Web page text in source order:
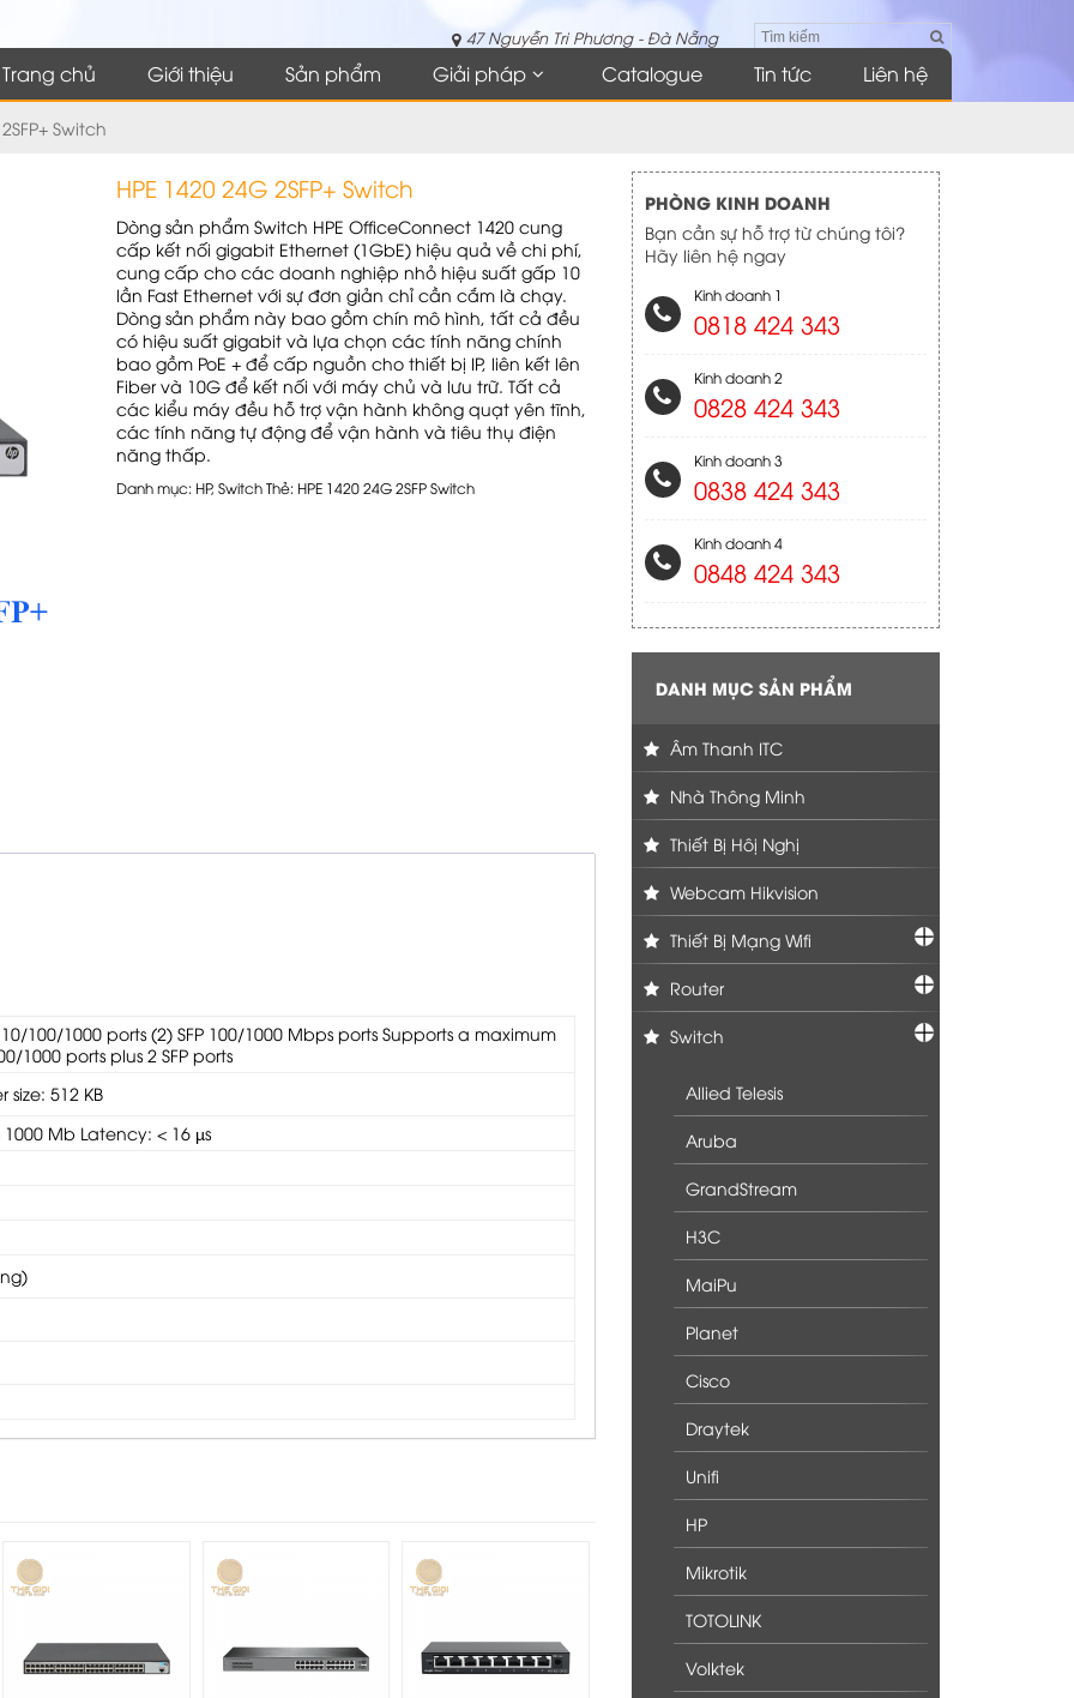
47 Nguyễn Tri Phương - Đà Nẵng
Trang chủ Giới thiệu Sản phẩm Giải pháp Catalogue Tin tức Liên hệ
Switch
HPE 1420 24G 2SFP+ Switch
Dòng sản phẩm Switch HPE OfficeConnect 1420 cung
cấp kết nối gigabit Ethernet (1GbE) hiệu quả về chi phí,
cung cấp cho các doanh nghiệp nhỏ hiệu suất gấp 10
lần Fast Ethernet với sự đơn giản chỉ cần cắm là chạy.
Dòng sản phẩm này bao gồm chín mô hình, tất cả đều
có hiệu suất gigabit và lựa chọn các tính năng chính
bao gồm PoE + để cấp nguồn cho thiết bị IP, liên kết lên
Fiber và 10G để kết nối với máy chủ và lưu trữ. Tất cả
các kiểu máy đều hỗ trợ vận hành không quạt yên tĩnh,
các tính năng tự động để vận hành và tiêu thụ điện
năng thấp.
Danh mục:HP, SwitchThẻ:HPE 1420 24G 2SFP Switch
100/1000 ports (2) SFP 100/1000 Mbps ports Supports a maximum
1000 ports plus 2 SFP ports
size: 512 KB
Mb Latency: < 16 µs
PHÒNG KINH DOANH
Bạn cần sự hỗ trợ từ chúng tôi?
Hãy liên hệ ngay
Kinh doanh 1
0818 424 343
Kinh doanh 2
0828 424 343
Kinh doanh 3
0838 424 343
Kinh doanh 4
0848 424 343
DANH MỤC SẢN PHẨM
Âm Thanh ITC
Nhà Thông Minh
Thiết Bị Hôị Nghị
Webcam Hikvision
Thiết Bị Mạng Wifi
Router
Switch
Allied Telesis
Aruba
GrandStream
H3C
MaiPu
Planet
Cisco
Draytek
Unifi
HP
Mikrotik
TOTOLINK
Volktek